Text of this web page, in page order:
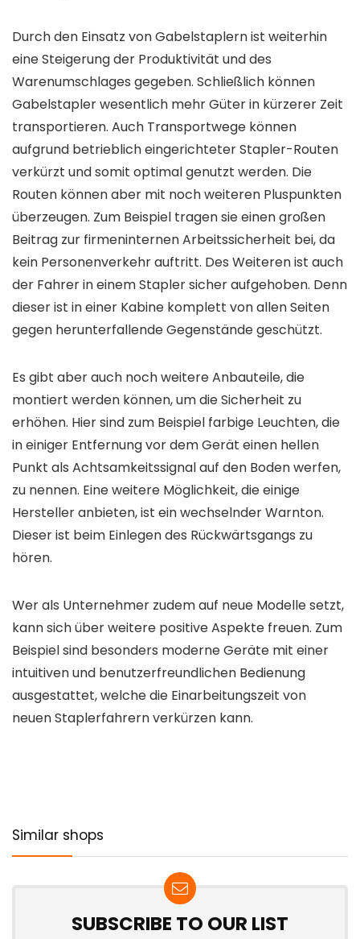
Durch den Einsatz von Gabelstaplern ist weiterhin
eine Steigerung der Produktivität und des
Warenumschlages gegeben. Schließlich können
Gabelstapler wesentlich mehr Güter in kürzerer Zeit
transportieren. Auch Transportwege können
aufgrund betrieblich eingerichteter Stapler-Routen
verkürzt und somit optimal genutzt werden. Die
Routen können aber mit noch weiteren Pluspunkten
überzeugen. Zum Beispiel tragen sie einen großen
Beitrag zur firmeninternen Arbeitssicherheit bei, da
kein Personenverkehr auftritt. Des Weiteren ist auch
der Fahrer in einem Stapler sicher aufgehoben. Denn
dieser ist in einer Kabine komplett von allen Seiten
gegen herunterfallende Gegenstände geschützt.
Es gibt aber auch noch weitere Anbauteile, die
montiert werden können, um die Sicherheit zu
erhöhen. Hier sind zum Beispiel farbige Leuchten, die
in einiger Entfernung vor dem Gerät einen hellen
Punkt als Achtsamkeitssignal auf den Boden werfen,
zu nennen. Eine weitere Möglichkeit, die einige
Hersteller anbieten, ist ein wechselnder Warnton.
Dieser ist beim Einlegen des Rückwärtsgangs zu
hören.
Wer als Unternehmer zudem auf neue Modelle setzt,
kann sich über weitere positive Aspekte freuen. Zum
Beispiel sind besonders moderne Geräte mit einer
intuitiven und benutzerfreundlichen Bedienung
ausgestattet, welche die Einarbeitungszeit von
neuen Staplerfahrern verkürzen kann.
Similar shops
SUBSCRIBE TO OUR LIST